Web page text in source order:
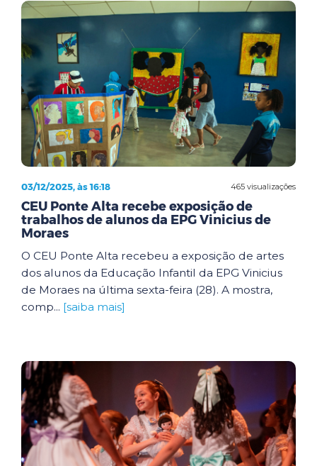
465 visualizações
03/12/2025, às 16:18
CEU Ponte Alta recebe exposição de
trabalhos de alunos da EPG Vinicius de
Moraes
O CEU Ponte Alta recebeu a exposição de artes
dos alunos da Educação Infantil da EPG Vinicius
de Moraes na última sexta-feira (28). A mostra,
comp... [saiba mais]